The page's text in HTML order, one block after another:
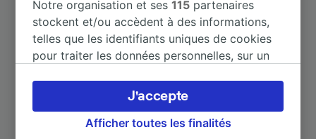
Notre organisation et ses115 partenaires
stockent et/ou accèdent à des informations,
telles que les identifiants uniques de cookies
pour traiter les données personnelles, sur un
préférences, notamment en exerçant votre
droit d’opposition à l’intérêt légitime, en
cliquant ci-dessous ou à tout moment sur la
Afficher toutes les finalités
J'accepte